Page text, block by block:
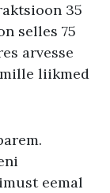
35
selles 75
arvesse
liikmed
eemal